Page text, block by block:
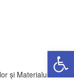
Deschide
și Materialului